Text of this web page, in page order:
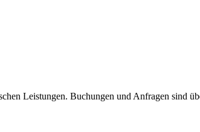
Leistungen. Buchungen und Anfragen sind